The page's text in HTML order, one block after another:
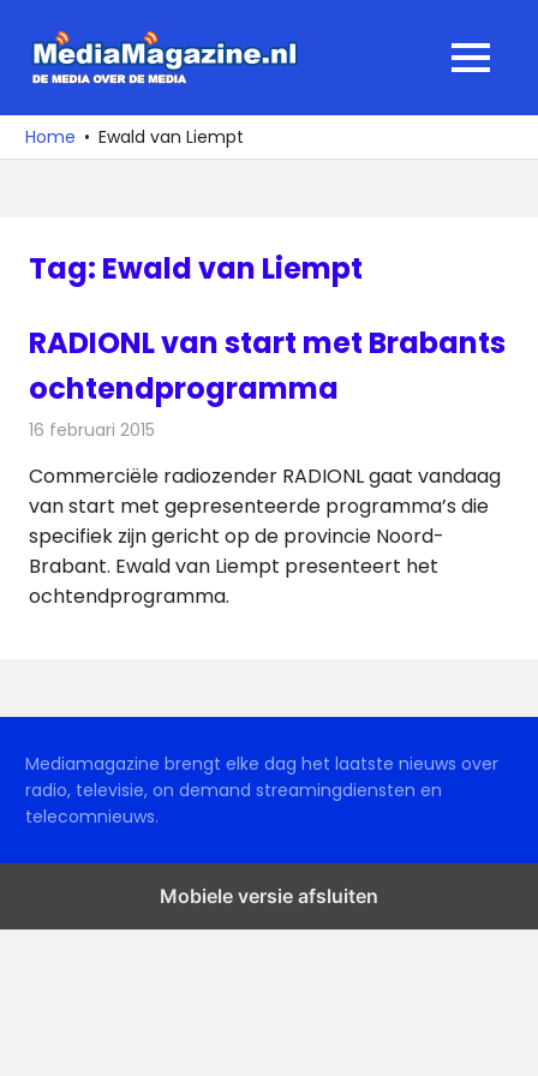
naar
media
over
MENU
Home Ewald van Liempt
Tag: Ewald van Liempt
RADIONL van start met Brabants
ochtendprogramma
16 februari 2015
Commerciële radiozender RADIONL gaat vandaag
van start met gepresenteerde programma’s die
specifiek zijn gericht op de provincie Noord-
Brabant. Ewald van Liempt presenteert het
ochtendprogramma.
Mediamagazine brengt elke dag het laatste nieuws over
radio, televisie, on demand streamingdiensten en
telecomnieuws.
Mobiele versie afsluiten